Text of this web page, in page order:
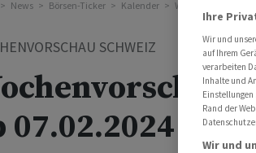
News Börsen-Ticker Kalender Wochenvorschau
SCHWEIZ
07.02.2024
Ihre
Wir und
auf Ihrem
verarbeiten
Inhalte und
Rand der
Wir und